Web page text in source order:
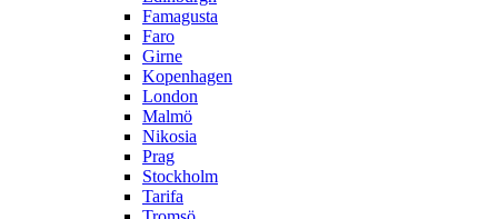
Famagusta
Faro
Girne
Kopenhagen
London
Malmö
Nikosia
Prag
Stockholm
Tarifa